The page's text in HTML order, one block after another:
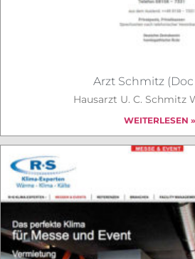
Arzt Schmitz
Hausarzt U. C. Schmitz
WEITERLESEN »